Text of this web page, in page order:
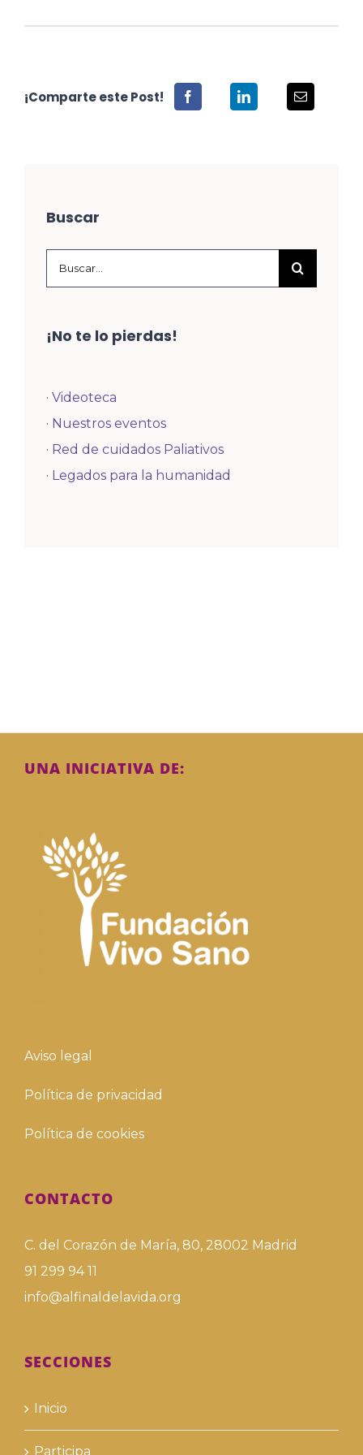
¡Comparte este Post!
Buscar
¡No te lo pierdas!
·Videoteca
· Nuestros eventos
· Red de cuidados Paliativos
· Legados para la humanidad
UNA INICIATIVA DE:
Aviso legal
Política de privacidad
Política de cookies
CONTACTO
C. del Corazón de María, 80, 28002 Madrid
91 299 94 11
info@alfinaldelavida.org
SECCIONES
Inicio
Participa